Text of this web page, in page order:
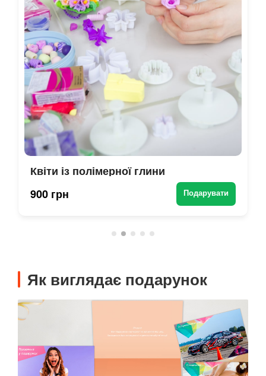
Квіти із полімерної глини
900 грн
Подарувати
Як виглядає подарунок